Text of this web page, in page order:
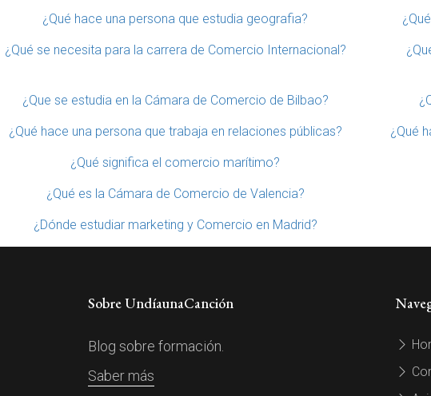
¿Qué hace una persona que estudia geografia?
¿Qué se necesita para la carrera de Comercio Internacional?
¿Que se estudia en la Cámara de Comercio de Bilbao?
¿Qué hace una persona que trabaja en relaciones públicas? ¿Qué
¿Qué significa el comercio marítimo?
¿Qué es la Cámara de Comercio de Valencia?
¿Dónde estudiar marketing y Comercio en Madrid?
Sobre UndíaunaCanción
Blog sobre formación.
Saber más